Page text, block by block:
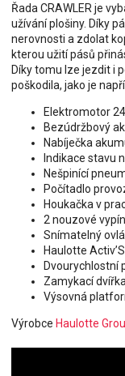
Řada CRAWLER je
užívání plošiny. Díky
nerovnosti a zdolat
kterou užití pásů
Díky tomu lze jezdit i
poškodila, jako je
Elektromotor
Bezúdržbový
Nabíječka
Indikace stavu
Nešpinící
Počítadlo
Houkačka v
2 nouzové
Snímatelný
Haulotte
Dvourychlostní
Zamykací
Výsovná
Výrobce Haulotte